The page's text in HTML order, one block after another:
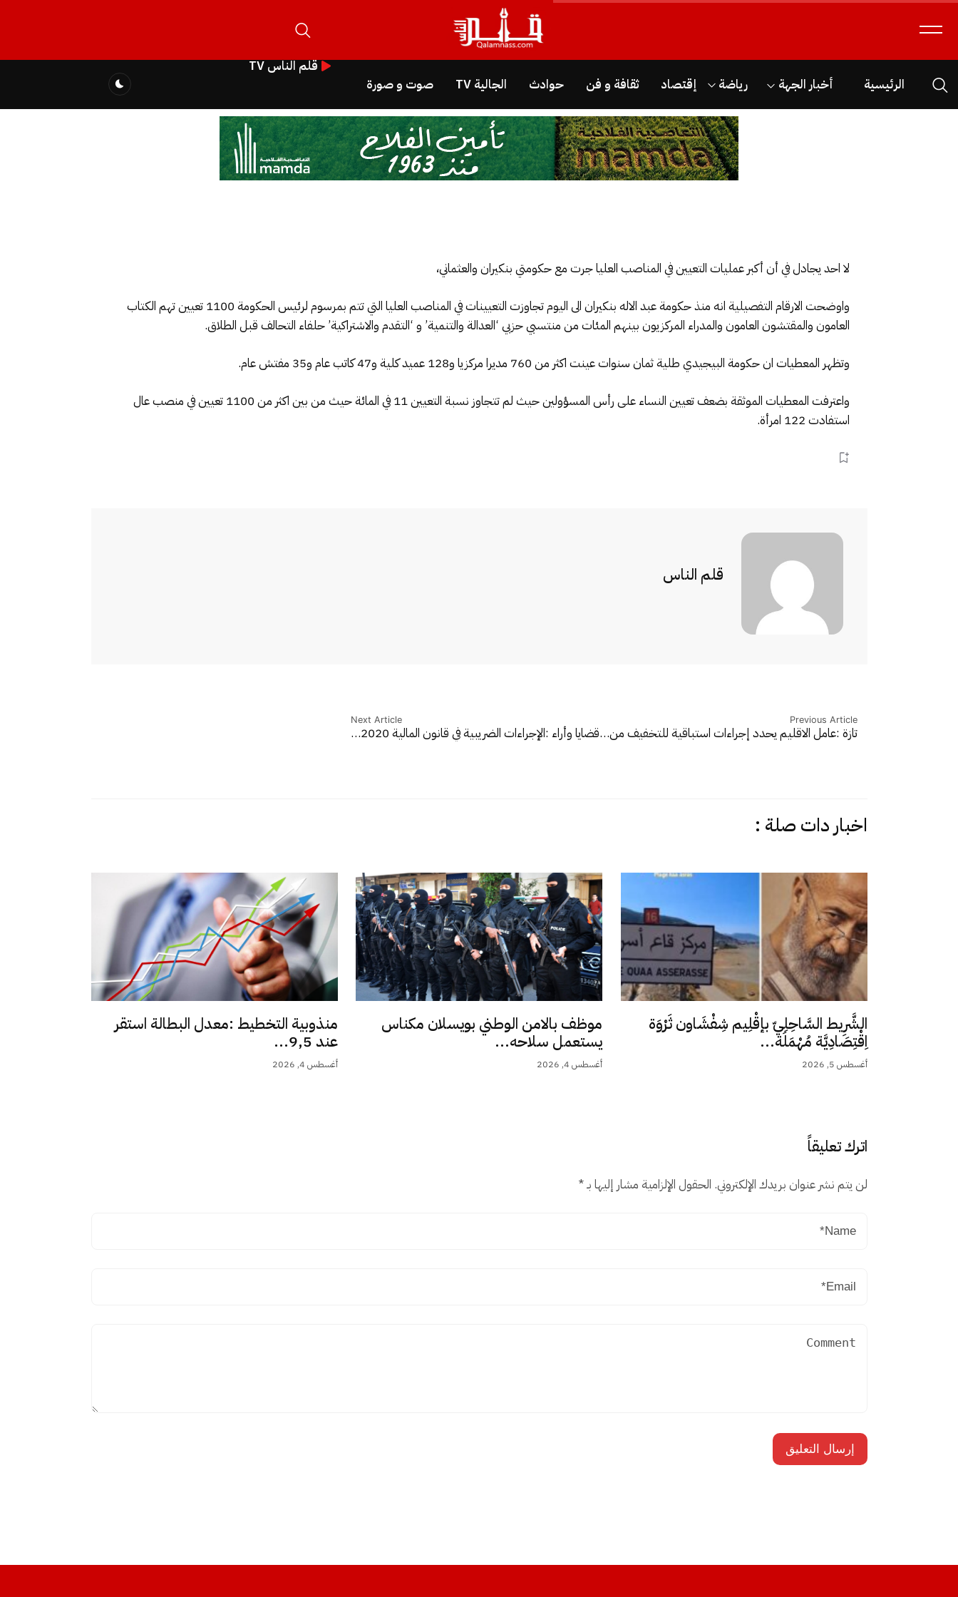
الرئيسية أخبار الجهة رياضة إقتصاد ثقافة و فن حوادث الجالية TV صوت و صورة
قلم الناس TV
لا احد يجادل في أن أكبر عمليات التعيين في المناصب العليا جرت مع حكومتي بنكيران والعثماني،
واوضحت الارقام التفصيلية انه منذ حكومة عبد الاله بنكيران الى اليوم تجاوزت التعيينات في المناصب العليا التي تتم بمرسوم لرئيس الحكومة 1100 تعيين تهم الكتاب
العامون والمقتشون العامون والمدراء المركزيون بينهم المئات من منتسبي حزبي ‘العدالة والتنمية’ و ‘التقدم والاشتراكية’ حلفاء التحالف قبل الطلاق.
وتظهر المعطيات ان حكومة البيجيدي طلية ثمان سنوات عينت اكثر من 760 مديرا مركزيا و128 عميد كلية و47 كاتب عام و35 مفتش عام.
واعترفت المعطيات الموثقة بضعف تعيين النساء على رأس المسؤولين حيث لم تتجاوز نسبة التعيين 11 في المائة حيث من بين اكثر من 1100 تعيين في منصب عال
استفادت 122 امرأة.
قلم الناس
Previous Article
تازة :عامل الاقليم يحدد إجراءات استباقية للتخفيف من…
Next Article
قضايا وأراء :الإجراءات الضريبية في قانون المالية 2020…
اخبار دات صلة :
الشَّرِيط السَّاحِلِيّ بإقْلِيم شِفْشَاون ثَرْوَة
اِقْتِصَادِيَّة مُهْمَلَة...
أغسطس 5, 2026
موظف بالامن الوطني بويسلان مكناس
يستعمل سلاحه...
أغسطس 4, 2026
منذوبية التخطيط :معدل البطالة استقر
عند 9,5...
أغسطس 4, 2026
اترك تعليقاً
لن يتم نشر عنوان بريدك الإلكتروني. الحقول الإلزامية مشار إليها بـ*